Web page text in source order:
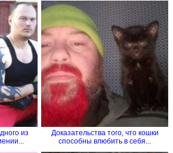
из
Доказательства того, что кошки
способны влюбить в себя...